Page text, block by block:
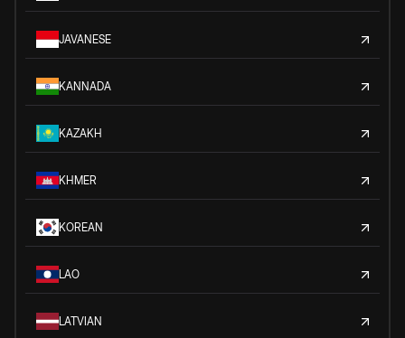
JAVANESE
KANNADA
KAZAKH
KHMER
KOREAN
LAO
LATVIAN